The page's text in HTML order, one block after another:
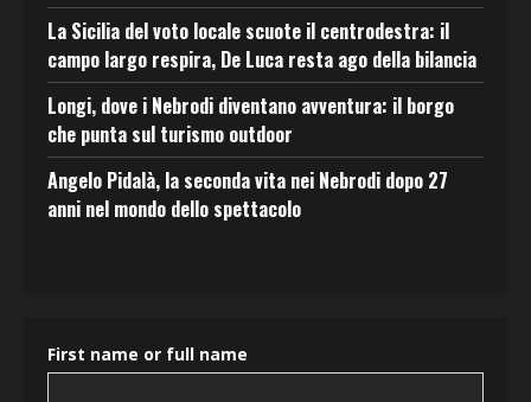
La Sicilia del voto locale scuote il centrodestra: il
campo largo respira, De Luca resta ago della bilancia
Longi, dove i Nebrodi diventano avventura: il borgo
che punta sul turismo outdoor
Angelo Pidalà, la seconda vita nei Nebrodi dopo 27
anni nel mondo dello spettacolo
First name or full name